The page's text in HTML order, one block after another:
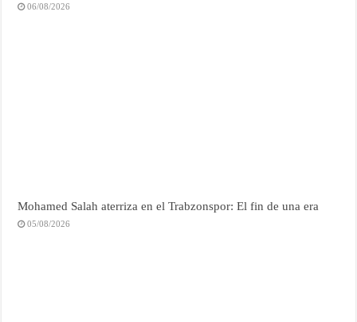
06/08/2026
Mohamed Salah aterriza en el Trabzonspor: El fin de una era
05/08/2026